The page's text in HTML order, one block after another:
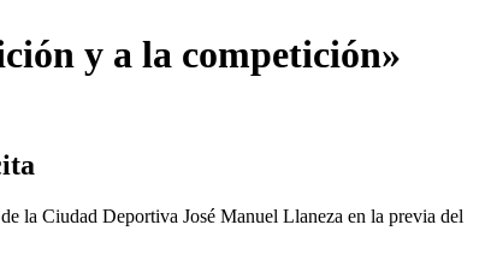
y a la competición»
la Ciudad Deportiva José Manuel Llaneza en la previa del